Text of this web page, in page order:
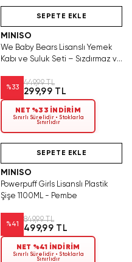
SEPETE EKLE
MINISO
We Baby Bears Lisanslı Yemek
Kabı ve Suluk Seti – Sızdırmaz ve
%33
449,99 TL
299,99 TL
NET %33 İNDİRİM
Sınırlı Sürelidir • Stoklarla
Sınırlıdır
SEPETE EKLE
MINISO
Powerpuff Girls Lisanslı Plastik
Şişe 1100ML - Pembe
%41
849,99 TL
499,99 TL
NET %41 İNDİRİM
Sınırlı Sürelidir • Stoklarla
Sınırlıdır